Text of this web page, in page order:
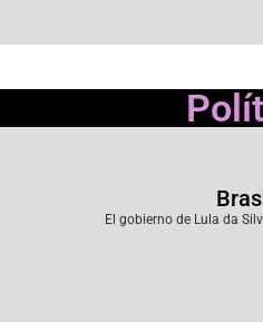
El gobierno de Lula da